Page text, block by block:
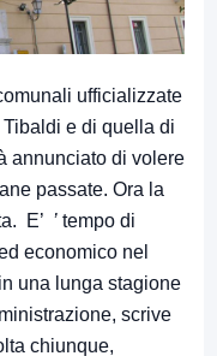
ufficializzate
e di quella di
annunciato di volere
passate. Ora la
E’ ’ tempo di
economico nel
una lunga stagione
scrive
chiunque,